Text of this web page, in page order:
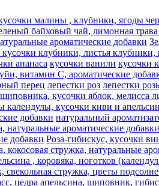
малины , клубники, ягоды
байховый чай, лимонная
ароматические добавки
клубники, листья клубники,
ананаса кусочки ванили кусочки
витамин С, ароматические
перец лепестки роз лепестки
кусочки яблок, мелисса
кусочки киви и
добавки натуральный
ароматические добавки
добавки Роза-гибискус, кусочки
стружка, натуральные
, коровяка, ноготков
стружка, цветы
цедра апельсина, шиповник,